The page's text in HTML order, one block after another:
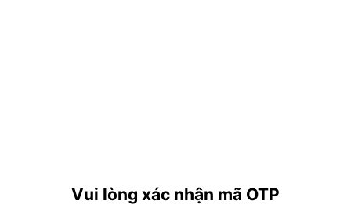
Vui lòng xác nhận mã OTP